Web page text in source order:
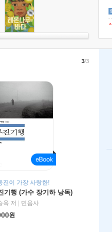
진이 가장 사랑한!
기행 (가수 장기하 낭독)
옥 저
민음사
원
3/3